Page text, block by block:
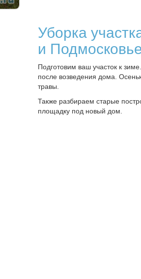
Уборка
и
Подготовим ваш участок к
после возведения дома.
травы.
Также разбираем старые
площадку под новый дом.